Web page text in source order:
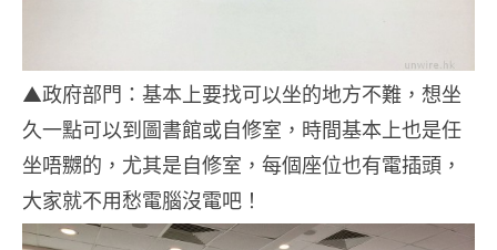
▲政府部門：基本上要找可以坐的地方不難，想坐
久一點可以到圖書館或自修室，時間基本上也是任
坐唔嬲的，尤其是自修室，每個座位也有電插頭，
大家就不用愁電腦沒電吧！